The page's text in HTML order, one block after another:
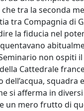
tra la seconda
tra Compagnia di
la fiducia nel
non ospiti
Cattedrale
dell’acqua,
si afferma in
un mero frutto di